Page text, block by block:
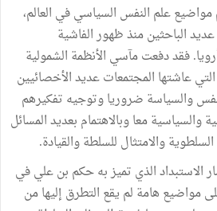
مواضيع علم النفس السياسي في العالم،
الباحثين منذ ظهور الفاشية
فقد دفعت مآسي الأنظمة الشمولية
عاشتها المجتمعات عديد الأخصائيين
والسياسة ضروريا وتوجيه تفكيرهم
والسياسية معا وبالاهتمام بعديد المسائل
والامتثال للسلطة والقيادة.
الاستبداد الذي تميز به حكم بن علي في
هامة لم يقع التطرق إليها من